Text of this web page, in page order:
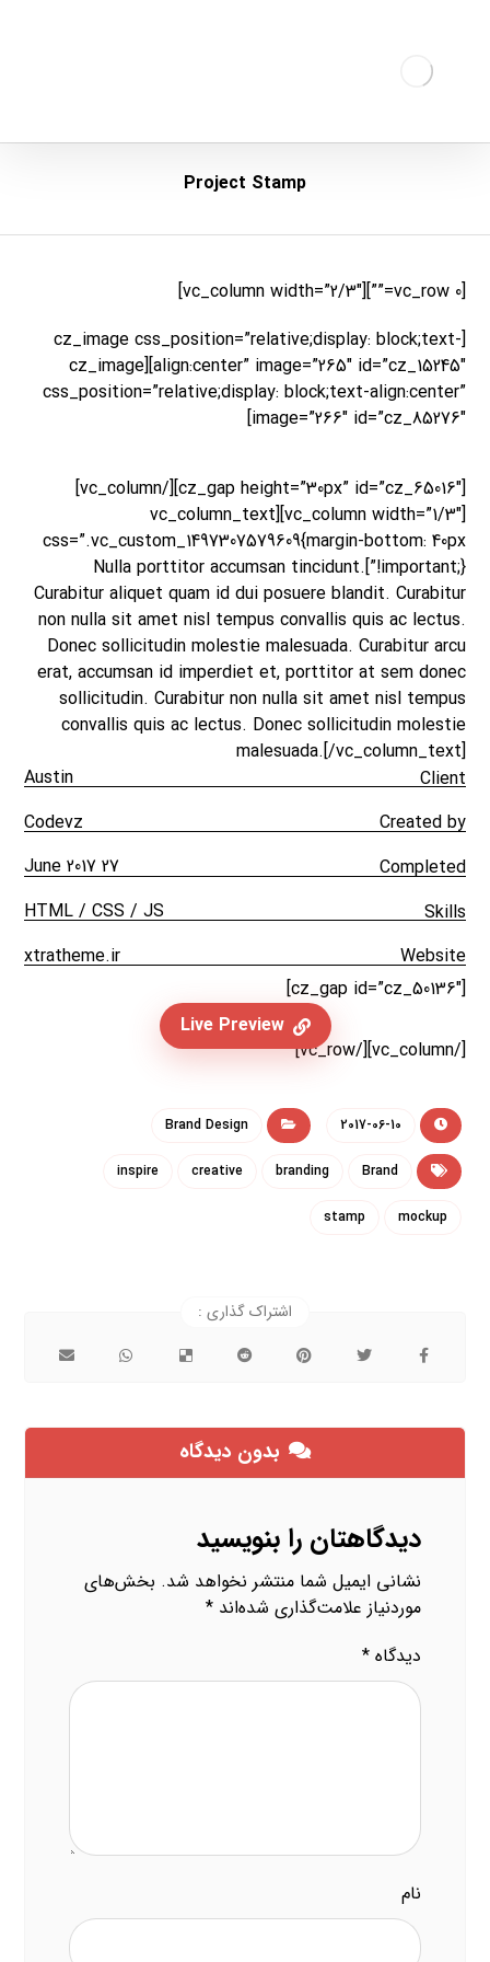
Project Stamp
[vc_row 0=””][vc_column width=”2/3″]
[cz_image css_position=”relative;display: block;text-
align:center” image=”265″ id=”cz_15245″][cz_image
css_position=”relative;display: block;text-align:center”
image=”266″ id=”cz_85276″]
[cz_gap height=”30px” id=”cz_65016″][/vc_column]
[vc_column width=”1/3″][vc_column_text
css=”.vc_custom_1497307579609{margin-bottom: 40px
!important;}”]Nulla porttitor accumsan tincidunt.
Curabitur aliquet quam id dui posuere blandit. Curabitur
non nulla sit amet nisl tempus convallis quis ac lectus.
Donec sollicitudin molestie malesuada. Curabitur arcu
erat, accumsan id imperdiet et, porttitor at sem donec
sollicitudin. Curabitur non nulla sit amet nisl tempus
convallis quis ac lectus. Donec sollicitudin molestie
malesuada.[/vc_column_text]
Client
Austin
Created by
Codevz
Completed
27 June 2017
Skills
HTML / CSS / JS
Website
xtratheme.ir
[cz_gap id=”cz_50136″]
Live Preview
[/vc_column][/vc_row]
2017-06-10
Brand Design
Brand
branding
creative
inspire
mockup
stamp
بدون دیدگاه
دیدگاهتان را بنویسید
نشانی ایمیل شما منتشر نخواهد شد. بخش‌های
موردنیاز علامت‌گذاری شده‌اند*
دیدگاه*
نام